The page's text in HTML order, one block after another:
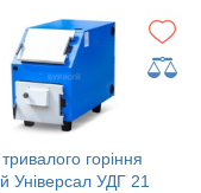
горіння
Універсал УДГ 21